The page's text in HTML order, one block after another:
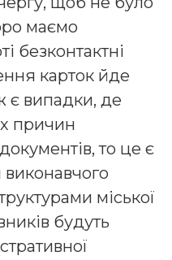
маємо
безконтактні
карток йде
випадки, де
причин
то це є
міської
будуть